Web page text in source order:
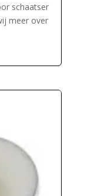
schaatser
meer over